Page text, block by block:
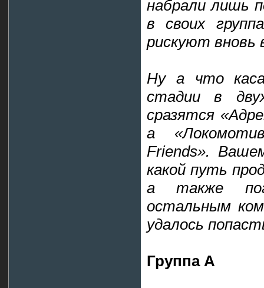
набрали лишь
в своих
рискуют вновь
Ну а что
стадии в
сразятся
а
Friends».
какой путь
а также
остальным
удалось
Группа А